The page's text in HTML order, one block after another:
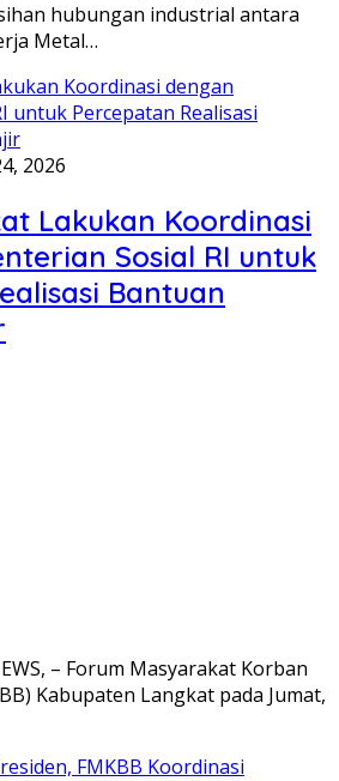
hubungan industrial antara
Metal…
2026
Lakukan Koordinasi
Sosial RI untuk
Bantuan
– Forum Masyarakat Korban
Kabupaten Langkat pada Jumat,